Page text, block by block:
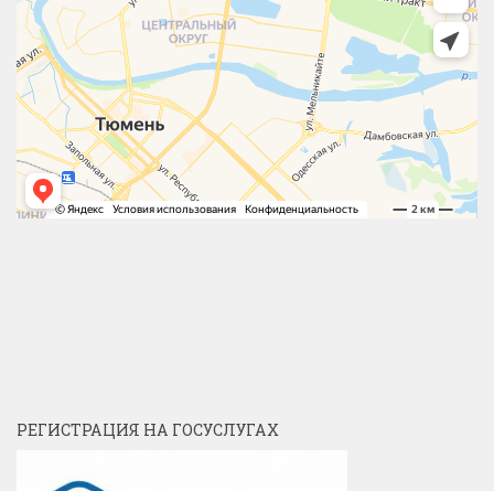
РЕГИСТРАЦИЯ НА ГОСУСЛУГАХ